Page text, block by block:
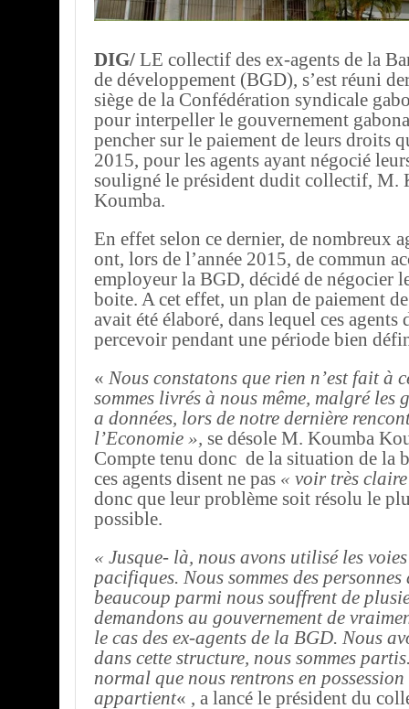
DIG/ LE collectif des ex-agents de la
de développement (BGD), s’est réuni
siège de la Confédération syndicale
pour interpeller le gouvernement
pencher sur le paiement de leurs droits
2015, pour les agents ayant négocié
souligné le président dudit collectif, M.
Koumba.
En effet selon ce dernier, de nombreux
ont, lors de l’année 2015, de commun
employeur la BGD, décidé de négocier
boite. A cet effet, un plan de paiement
avait été élaboré, dans lequel ces agents
percevoir pendant une période bien
« Nous constatons que rien n’est fait à
sommes livrés à nous même, malgré les
a données, lors de notre dernière
l’Economie », se désole M. Koumba
Compte tenu donc de la situation de la
ces agents disent ne pas « voir très claire
donc que leur problème soit résolu le
possible.
« Jusque- là, nous avons utilisé les
pacifiques. Nous sommes des personnes
beaucoup parmi nous souffrent de
demandons au gouvernement de
le cas des ex-agents de la BGD. Nous
dans cette structure, nous sommes
normal que nous rentrons en
appartient« , a lancé le président du